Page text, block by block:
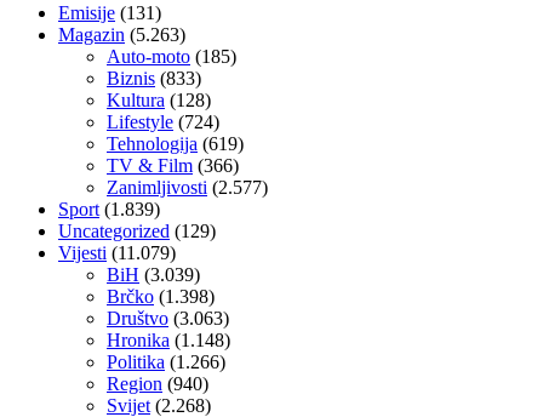
Emisije (131)
Magazin (5.263)
Auto-moto (185)
Biznis (833)
Kultura (128)
Lifestyle (724)
Tehnologija (619)
TV & Film (366)
Zanimljivosti (2.577)
Sport (1.839)
Uncategorized (129)
Vijesti (11.079)
BiH (3.039)
Brčko (1.398)
Društvo (3.063)
Hronika (1.148)
Politika (1.266)
Region (940)
Svijet (2.268)